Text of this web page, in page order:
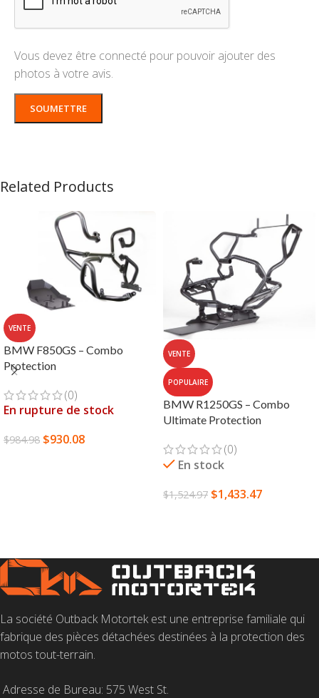
Vous devez être connecté pour pouvoir ajouter des
photos à votre avis.
Related Products
VENTE
BMW F850GS – Combo
Protection
(0)
En rupture de stock
$984.98 $930.08
VENTE
POPULAIRE
BMW R1250GS – Combo
Ultimate Protection
(0)
En stock
$1,524.97 $1,433.47
La société Outback Motortek est une entreprise familiale qui
fabrique des pièces détachées destinées à la protection des
motos tout-terrain.
Adresse de Bureau: 575 West St.